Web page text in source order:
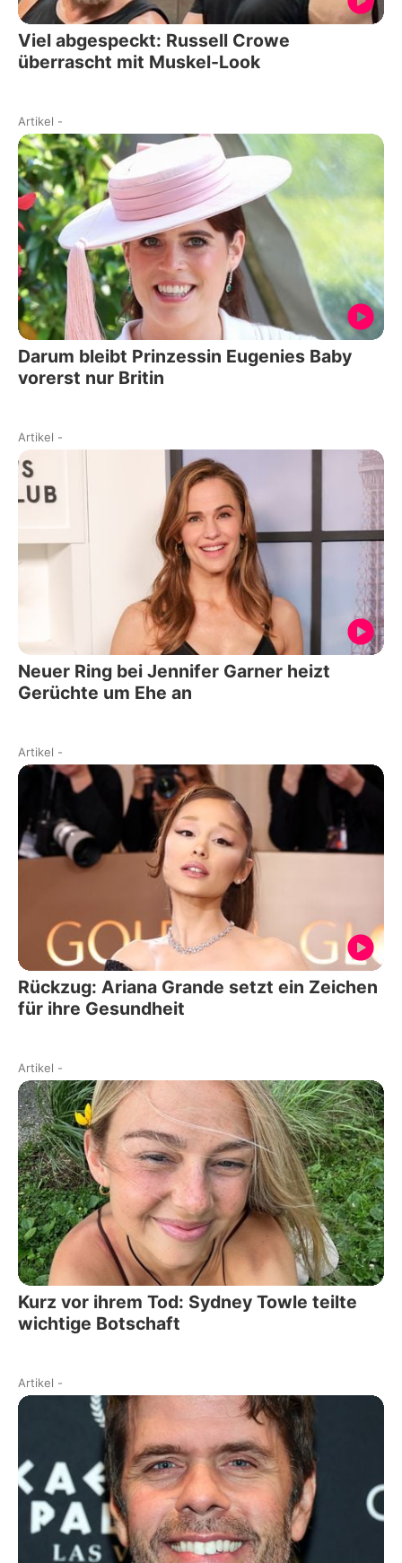
Viel abgespeckt: Russell Crowe
überrascht mit Muskel-Look
Artikel -
Darum bleibt Prinzessin Eugenies Baby
vorerst nur Britin
Artikel -
Neuer Ring bei Jennifer Garner heizt
Gerüchte um Ehe an
Artikel -
Rückzug: Ariana Grande setzt ein Zeichen
für ihre Gesundheit
Artikel -
Kurz vor ihrem Tod: Sydney Towle teilte
wichtige Botschaft
Artikel -